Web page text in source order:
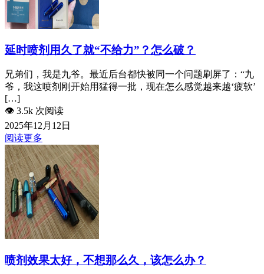
延时喷剂用久了就“不给力”？怎么破？
兄弟们，我是九爷。最近后台都快被同一个问题刷屏了：“九
爷，我这喷剂刚开始用猛得一批，现在怎么感觉越来越‘疲软’
[…]
👁️ 3.5k 次阅读
2025年12月12日
阅读更多
喷剂效果太好，不想那么久，该怎么办？